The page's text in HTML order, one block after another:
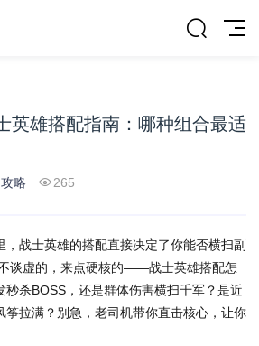
英雄搭配指南：哪种组合最适
略 265
战士英雄的搭配直接决定了你能否横扫副
谈虚的，来点硬核的——战士英雄搭配怎
秒杀BOSS，还是群体伤害横扫千军？是近
筝拉满？别急，老司机带你直击核心，让你